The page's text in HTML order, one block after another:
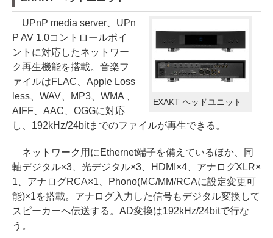
EXAKT ヘッドユニット
UPnP media server、UPn
P AV 1.0コントロールポイ
ントに対応したネットワー
ク再生機能を搭載。音楽フ
ァイルはFLAC、Apple Loss
less、WAV、MP3、WMA 、
AIFF、AAC、OGGに対応
し、192kHz/24bitまでのファイルが再生できる。
ネットワーク用にEthernet端子を備えているほか、同
軸デジタル×3、光デジタル×3、HDMI×4、アナログXLR×
1、アナログRCA×1、Phono(MC/MM/RCAに設定変更可
能)×1を搭載。アナログ入力した信号もデジタル変換して
スピーカーへ伝送する。AD変換は192kHz/24bitで行な
う。